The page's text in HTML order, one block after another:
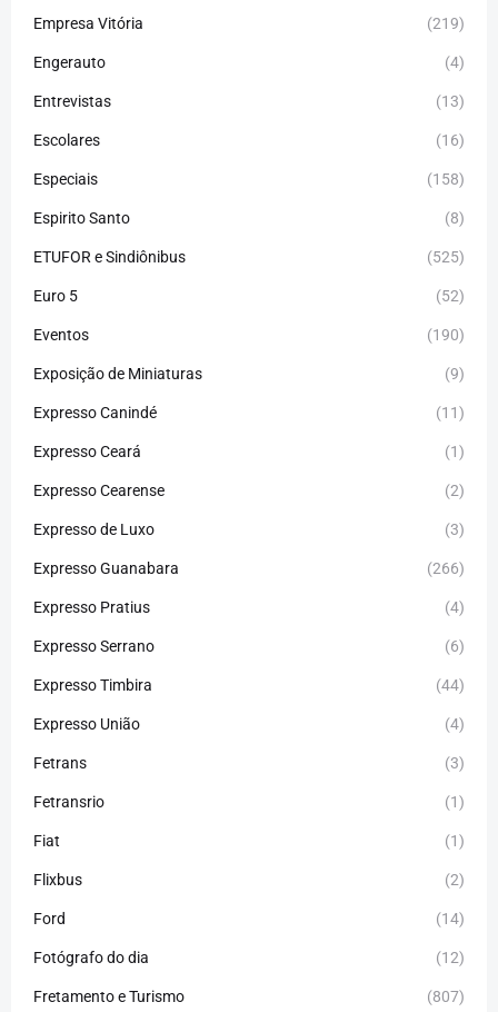
Empresa Vitória (219)
Engerauto (4)
Entrevistas (13)
Escolares (16)
Especiais (158)
Espirito Santo (8)
ETUFOR e Sindiônibus (525)
Euro 5 (52)
Eventos (190)
Exposição de Miniaturas (9)
Expresso Canindé (11)
Expresso Ceará (1)
Expresso Cearense (2)
Expresso de Luxo (3)
Expresso Guanabara (266)
Expresso Pratius (4)
Expresso Serrano (6)
Expresso Timbira (44)
Expresso União (4)
Fetrans (3)
Fetransrio (1)
Fiat (1)
Flixbus (2)
Ford (14)
Fotógrafo do dia (12)
Fretamento e Turismo (807)